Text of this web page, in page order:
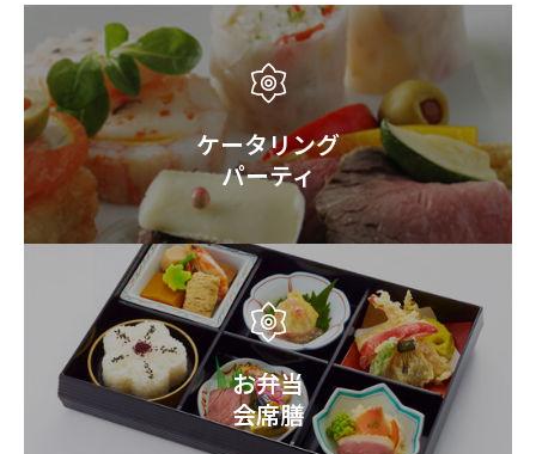
ケータリング
パーティ
お弁当
会席膳